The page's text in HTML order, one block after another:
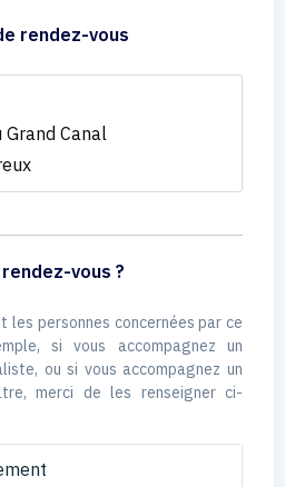
rendez-vous
Grand Canal
vous ?
les personnes concernées par ce
si vous accompagnez un
ou si vous accompagnez un
merci de les renseigner ci-